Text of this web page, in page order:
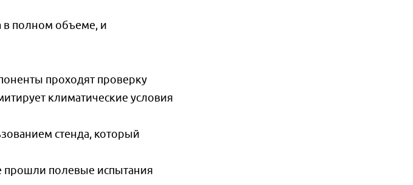
в полном объеме, и
проходят проверку
климатические условия
стенда, который
прошли полевые испытания